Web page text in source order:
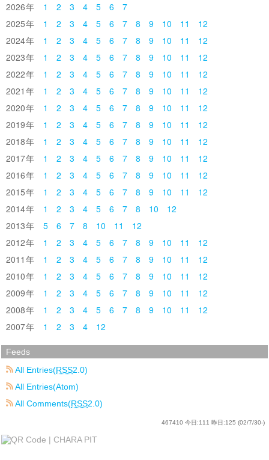
2026 1 2 3 4 5 6
7
2025
1 2 3 4 5 6 7 8 9 10 11
12
2024
1 2 3 4 5 6 7 8 9 10 11
12
2023
1 2 3 4 5 6 7 8 9 10 11
12
2022
1 2 3 4 5 6 7 8 9 10 11
12
2021
1 2 3 4 5 6 7 8 9 10 11
12
2020
1 2 3 4 5 6 7 8 9 10 11
12
2019
1 2 3 4 5 6 7 8 9 10 11
12
2018
1 2 3 4 5 6 7 8 9 10 11
12
2017
1 2 3 4 5 6 7 8 9 10 11
12
2016
1 2 3 4 5 6 7 8 9 10 11
12
2015
1 2 3 4 5 6 7 8 9 10 11
12
2014
1 2 3 4 5 6 7 8 10
12
2013
5 6 7 8 10 11
12
2012
1 2 3 4 5 6 7 8 9 10 11
12
2011
1 2 3 4 5 6 7 8 9 10 11
12
2010
1 2 3 4 5 6 7 8 9 10 11
12
2009
1 2 3 4 5 6 7 8 9 10 11
12
2008
1 2 3 4 5 6 7 8 9 10 11
12
2007
1 2 3 4 12
Feeds
All Entries(RSS2.0)
All Entries(Atom)
All Comments(RSS2.0)
467410 今日:111 昨日:125 (02/7/30-)